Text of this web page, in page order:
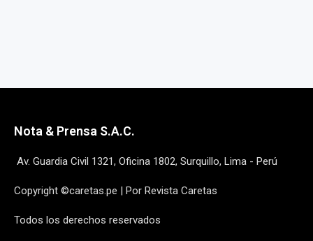
Nota & Prensa S.A.C.
Av. Guardia Civil 1321, Oficina 1802, Surquillo, Lima - Perú
Copyright ©caretas.pe | Por Revista Caretas
Todos los derechos reservados